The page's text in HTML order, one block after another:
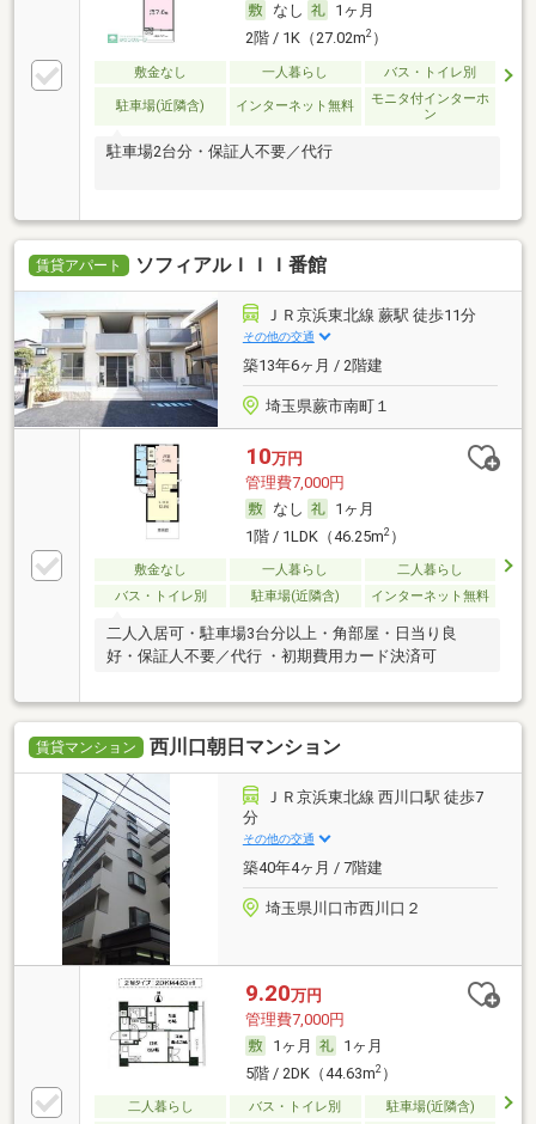
なし
1ヶ月
2階 / 1K（27.02m2）
敷金なし 一人暮らし バス・トイレ別
駐車場(近隣含) インターネット無料
モニタ付インターホ
ン
駐車場2台分・保証人不要／代行
賃貸アパート ソフィアルＩＩＩ番館
ＪＲ京浜東北線 蕨駅 徒歩11分
その他の交通
築13年6ヶ月 / 2階建
埼玉県蕨市南町１
10万円
管理費7,000円
なし
1ヶ月
1階 / 1LDK（46.25m2）
敷金なし 一人暮らし
二人暮らし
バス・トイレ別
駐車場(近隣含) インターネット無料
二人入居可・駐車場3台分以上・角部屋・日当り良
好・保証人不要／代行 ・初期費用カード決済可
賃貸マンション 西川口朝日マンション
ＪＲ京浜東北線 西川口駅 徒歩7
分
その他の交通
築40年4ヶ月 / 7階建
埼玉県川口市西川口２
9.20万円
管理費7,000円
1ヶ月
1ヶ月
5階 / 2DK（44.63m2）
二人暮らし バス・トイレ別
駐車場(近隣含)